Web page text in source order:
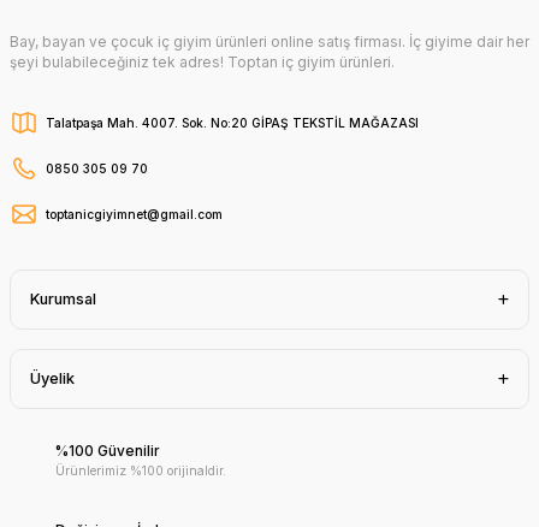
Bay, bayan ve çocuk iç giyim ürünleri online satış firması. İç giyime dair her
şeyi bulabileceğiniz tek adres! Toptan iç giyim ürünleri.
Talatpaşa Mah. 4007. Sok. No:20 GİPAŞ TEKSTİL MAĞAZASI
0850 305 09 70
toptanicgiyimnet@gmail.com
Kurumsal
Üyelik
%100 Güvenilir
Ürünlerimiz %100 orijinaldir.